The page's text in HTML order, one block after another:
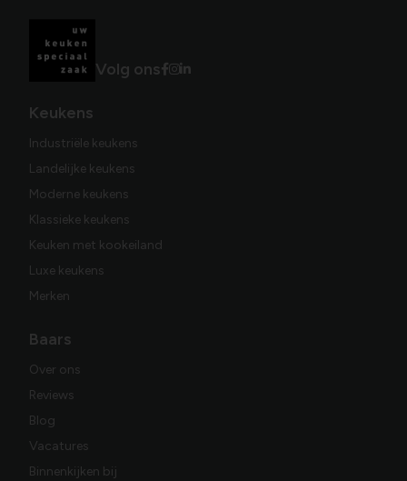
Volg ons
Keukens
Industriële keukens
Landelijke keukens
Moderne keukens
Klassieke keukens
Keuken met kookeiland
Luxe keukens
Merken
Baars
Over ons
Reviews
Blog
Vacatures
Binnenkijken bij